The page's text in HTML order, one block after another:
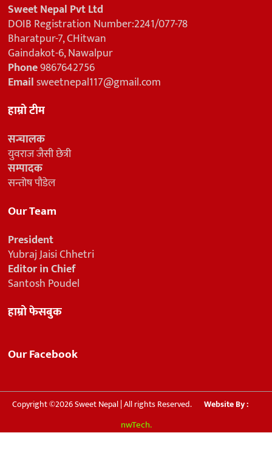
Sweet Nepal Pvt Ltd
DOIB Registration Number:2241/077-78
Bharatpur-7, CHitwan
Gaindakot-6, Nawalpur
Phone9867642756
Emailsweetnepal117@gmail.com
हाम्रो टीम
सन्चालक
युवराज जैसी छेत्री
सम्पादक
सन्तोष पौडेल
Our Team
President
Yubraj Jaisi Chhetri
Editor in Chief
Santosh Poudel
हाम्रो फेसबुक
Our Facebook
Copyright ©2026 Sweet Nepal | All rights Reserved. Website By :
nwTech.